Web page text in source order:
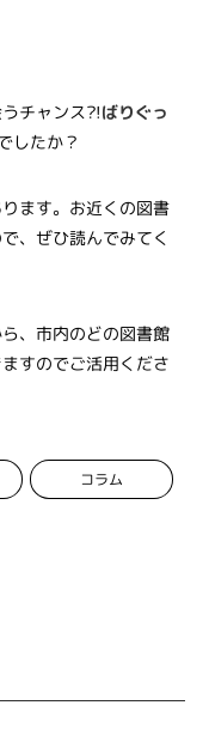
チャンス?!ばりぐっ
したか？
ます。お近くの図書
、ぜひ読んでみてく
、市内のどの図書館
すのでご活用くださ
コラム